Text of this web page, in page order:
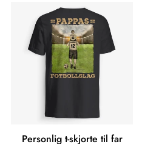
Personlig t-skjorte til far